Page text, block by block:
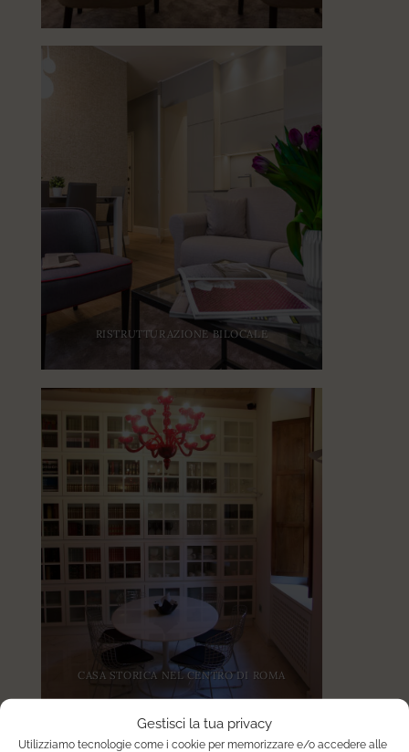
Gestisci la tua privacy
Utilizziamo tecnologie come i cookie per memorizzare e/o accedere alle
RISTRUTTURAZIONE BILOCALE
CASA STORICA NEL CENTRO DI ROMA